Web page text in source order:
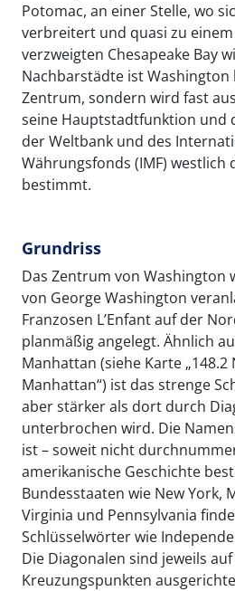
Potomac, an einer Stelle, wo
verbreitert und quasi zu
verzweigten Chesapeake Bay
Nachbarstädte ist
Zentrum, sondern wird fast
seine Hauptstadtfunktion und
der Weltbank und des
Währungsfonds (IMF) westlich
bestimmt.
Grundriss
Das Zentrum von Washington
von George Washington
Franzosen L’Enfant auf der
planmäßig angelegt. Ähnlich
Manhattan (siehe Karte „148.2
Manhattan“) ist das strenge
aber stärker als dort durch
unterbrochen wird. Die
ist – soweit nicht
amerikanische Geschichte
Bundesstaaten wie New York,
Virginia und Pennsylvania
Schlüsselwörter wie
Die Diagonalen sind jeweils
Kreuzungspunkten